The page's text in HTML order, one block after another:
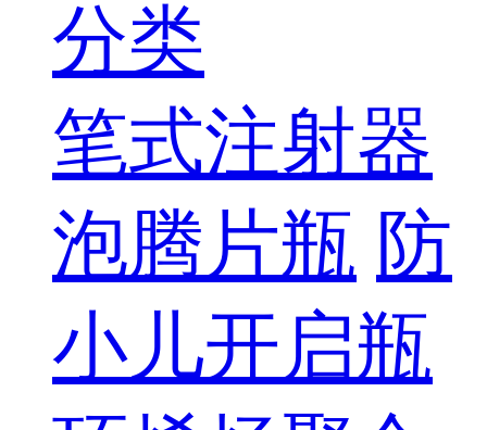
分类
笔式注射器
泡腾片瓶 防
小儿开启瓶